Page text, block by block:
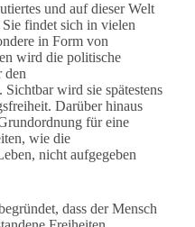
und auf dieser Welt
findet sich in vielen
in Form von
wird die politische
den
wird sie spätestens
Darüber hinaus
für eine
wie die
nicht aufgegeben
dass der Mensch